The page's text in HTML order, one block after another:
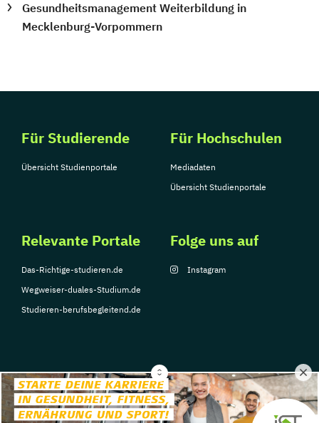
Gesundheitsmanagement Weiterbildung in
Mecklenburg-Vorpommern
Für Studierende
Übersicht Studienportale
Für Hochschulen
Mediadaten
Übersicht Studienportale
Relevante Portale
Das-Richtige-studieren.de
Wegweiser-duales-Studium.de
Studieren-berufsbegleitend.de
Folge uns auf
Instagram
© Copyright 2026, TarGroup Media GmbH